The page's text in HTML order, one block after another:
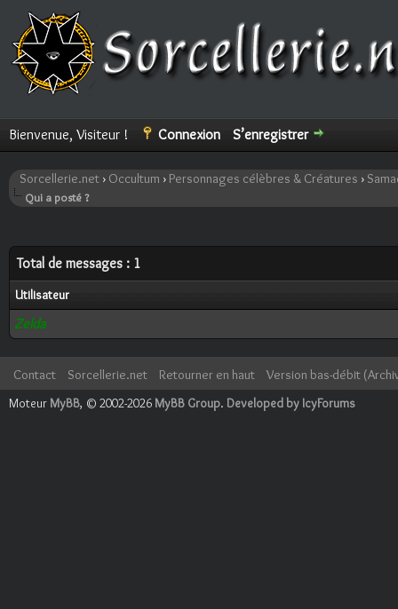
Bienvenue, Visiteur ! Connexion S’enregistrer
Sorcellerie.net › Occultum › Personnages célèbres & Créatures ›
Qui a posté ?
Total de messages : 1
Utilisateur
Zelda
Contact Sorcellerie.net Retourner en haut
Version bas-débit
Moteur MyBB, © 2002-2026 MyBB Group. Developed by IcyForums